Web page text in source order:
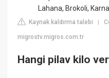
Lahana, Brokoli,
Kaynak kaldırma talebi |
migrostv.migros.com.tr
Hangi pilav kilo